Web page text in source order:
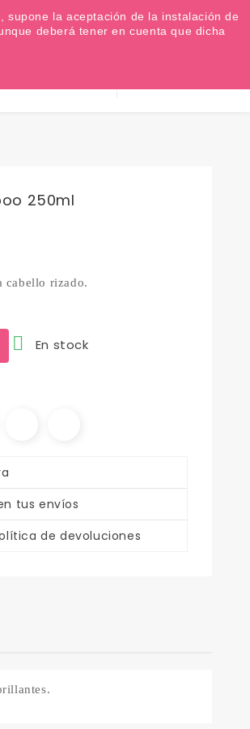
EUR €
Iniciar sesión
(0 )
250ml
cabello rizado.
 En stock
tus envíos
de devoluciones
la aceptación de la instalación de
deberá tener en cuenta que dicha